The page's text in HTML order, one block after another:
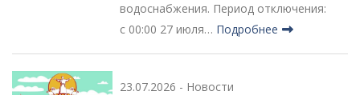
водоснабжения. Период отключения:
с 00:00 27 июля… Подробнее
23.07.2026 - Новости